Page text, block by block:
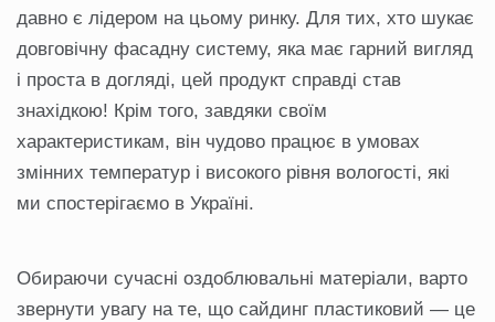
давно є лідером на цьому ринку. Для тих, хто шукає
довговічну фасадну систему, яка має гарний вигляд
і проста в догляді, цей продукт справді став
знахідкою! Крім того, завдяки своїм
характеристикам, він чудово працює в умовах
змінних температур і високого рівня вологості, які
ми спостерігаємо в Україні.
Обираючи сучасні оздоблювальні матеріали, варто
звернути увагу на те, що сайдинг пластиковий — це